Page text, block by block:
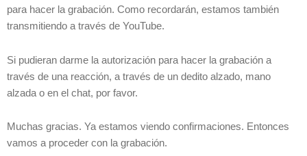
para hacer la grabación. Como recordarán, estamos también
transmitiendo a través de YouTube.
Si pudieran darme la autorización para hacer la grabación a
través de una reacción, a través de un dedito alzado, mano
alzada o en el chat, por favor.
Muchas gracias. Ya estamos viendo confirmaciones. Entonces
vamos a proceder con la grabación.